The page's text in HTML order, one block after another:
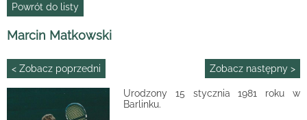
Powrót do listy
Marcin Matkowski
< Zobacz poprzedni Zobacz następny >
Urodzony 15 stycznia 1981 roku w
Barlinku.